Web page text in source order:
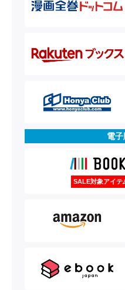
電子
SALE対象アイテ